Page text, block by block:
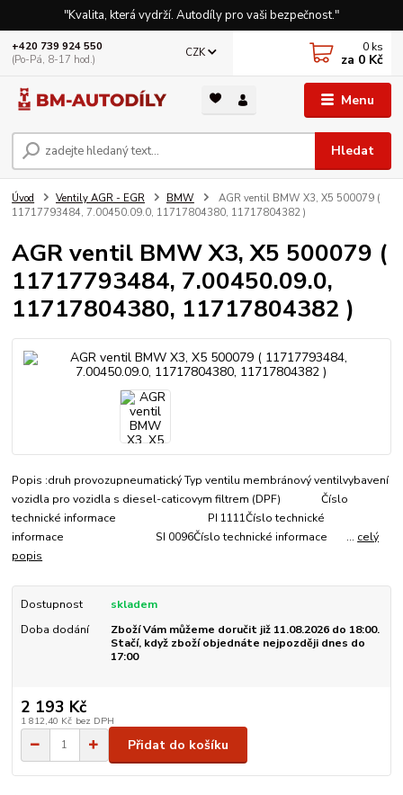
"Kvalita, která vydrží. Autodíly pro vaši bezpečnost."
Menu
CZK
Hledat
+420 739 924 550
(Po-Pá, 8-17 hod.)
0 ks
za 0 Kč
Úvod Ventily AGR - EGR BMW
AGR ventil BMW X3, X5 500079 (
11717793484, 7.00450.09.0, 11717804380, 11717804382 )
AGR ventil BMW X3, X5 500079 (
11717793484, 7.00450.09.0,
11717804380, 11717804382 )
Popis :druh provozupneumatický Typ ventilu membránový ventilvybavení
vozidla pro vozidla s diesel-caticovym filtrem (DPF) Číslo
technické informace PI 1111Číslo technické
informace SI 0096Číslo technické informace ... celý
popis
Dostupnost
skladem
Doba dodání
Zboží Vám můžeme doručit již 11.08.2026 do 18:00.
Stačí, když zboží objednáte nejpozději dnes do
17:00
2 193 Kč
1 812,40 Kč bez DPH
Přidat do košíku